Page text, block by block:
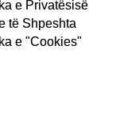
e Privatësisë
të Shpeshta
e "Cookies"